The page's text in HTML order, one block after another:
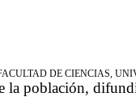
DE CIENCIAS,
la población,